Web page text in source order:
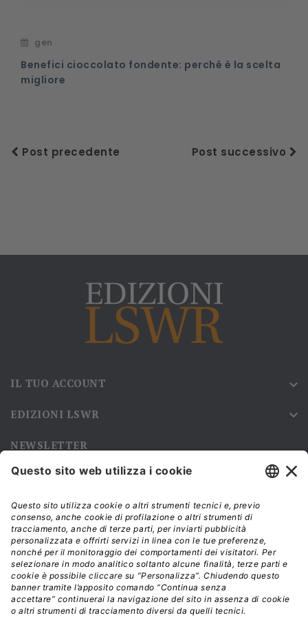
gen
Benefici cioccolato fondente: perché è la scelta
migliore
Post precedente Post successivo
IL TUO ACCOUNT 
EDIZIONI LSWR 
NEWSLETTER
Iscriviti alla nostra newsletter e rimani sempre aggiornato sulle
Modalità di acquisto e tempi di spedizione
Diritto di recesso
Privacy policy
Termini e condizioni d'uso